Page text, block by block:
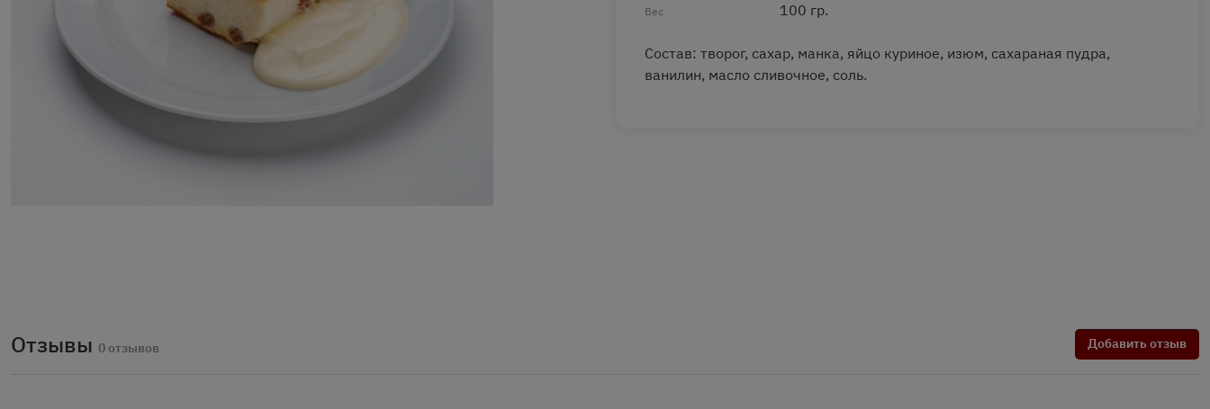
Вес 100 гр.
Состав: творог, сахар, манка, яйцо куриное, изюм, сахараная пудра,
ванилин, масло сливочное, соль.
Отзывы 0 отзывов Добавить отзыв